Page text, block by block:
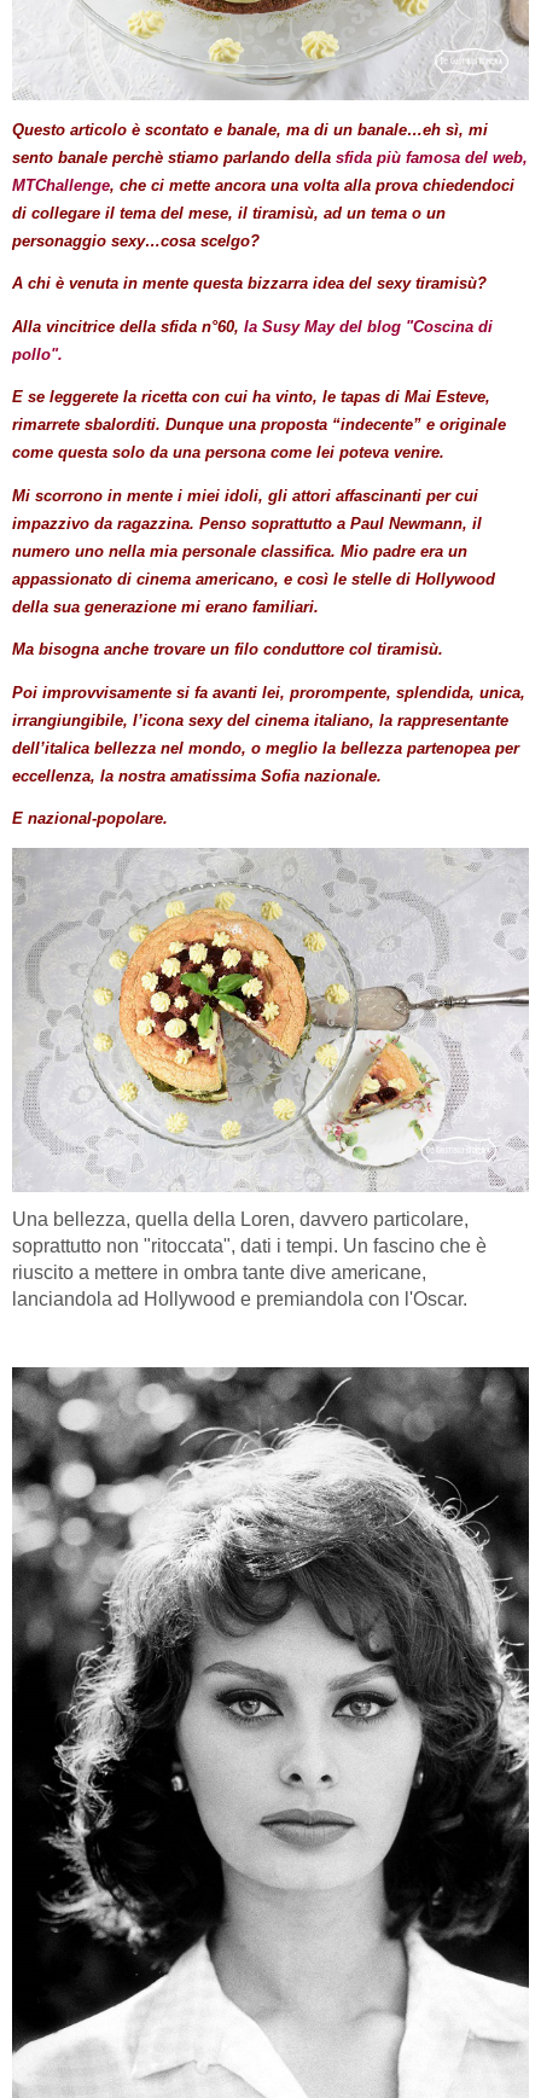
Questo articolo è scontato e banale, ma di un banale…eh sì, mi
sento banale perchè stiamo parlando della sfida più famosa del web,
MTChallenge, che ci mette ancora una volta alla prova chiedendoci
di collegare il tema del mese, il tiramisù, ad un tema o un
personaggio sexy…cosa scelgo?
A chi è venuta in mente questa bizzarra idea del sexy tiramisù?
Alla vincitrice della sfida n°60, la Susy May del blog "Coscina di
pollo".
E se leggerete la ricetta con cui ha vinto, le tapas di Mai Esteve,
rimarrete sbalorditi. Dunque una proposta “indecente” e originale
come questa solo da una persona come lei poteva venire.
Mi scorrono in mente i miei idoli, gli attori affascinanti per cui
impazzivo da ragazzina. Penso soprattutto a Paul Newmann, il
numero uno nella mia personale classifica. Mio padre era un
appassionato di cinema americano, e così le stelle di Hollywood
della sua generazione mi erano familiari.
Ma bisogna anche trovare un filo conduttore col tiramisù.
Poi improvvisamente si fa avanti lei, prorompente, splendida, unica,
irrangiungibile, l’icona sexy del cinema italiano, la rappresentante
dell’italica bellezza nel mondo, o meglio la bellezza partenopea per
eccellenza, la nostra amatissima Sofia nazionale.
E nazional-popolare.
Una bellezza, quella della Loren, davvero particolare,
soprattutto non "ritoccata", dati i tempi. Un fascino che è
riuscito a mettere in ombra tante dive americane,
lanciandola ad Hollywood e premiandola con l'Oscar.